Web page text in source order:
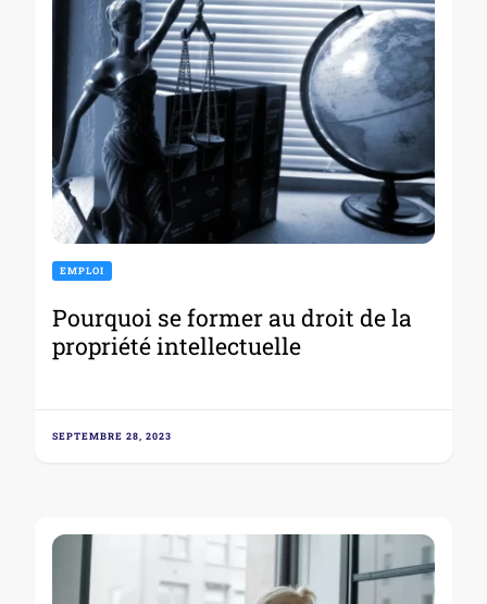
EMPLOI
Pourquoi se former au droit de la
propriété intellectuelle
SEPTEMBRE 28, 2023